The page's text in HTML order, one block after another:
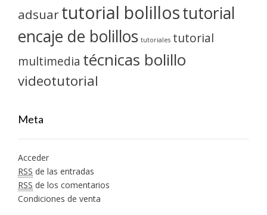
adsuartutorial bolillostutorial
encaje de bolillos tutoriales tutorial
multimedia técnicas bolillo
videotutorial
Meta
Acceder
RSS de las entradas
RSS de los comentarios
Condiciones de venta